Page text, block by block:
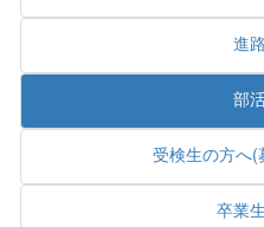
進
部
受検生の方へ(
卒業